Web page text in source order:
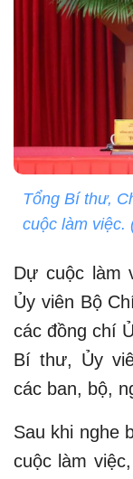
Tổng Bí thư,
cuộc làm việc.
Dự cuộc làm
Ủy viên Bộ
các đồng chí
Bí thư, Ủy
các ban, bộ,
Sau khi nghe
cuộc làm